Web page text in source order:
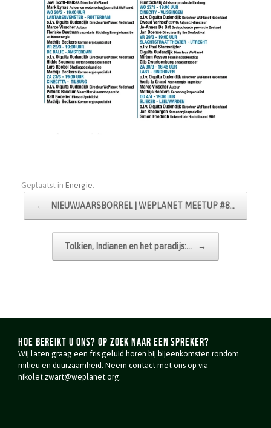
Geplaatst in Energie
← NIEUWJAARSBORREL | WEPLANET MEETUP #8…
Tolkien, Indianen en het paradijs:… →
Hoe bereikt u ons? Op zoek naar een spreker?
Wij laten graag een fris geluid horen bij bijeenkomsten rondom
milieu en duurzaamheid. Neem contact met ons op via
nikolet.zwart@weplanet.org.